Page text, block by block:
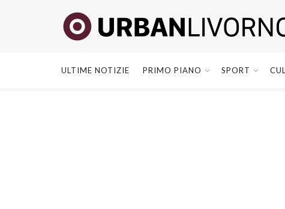
ULTIME NOTIZIE PRIMO PIANO SPORT